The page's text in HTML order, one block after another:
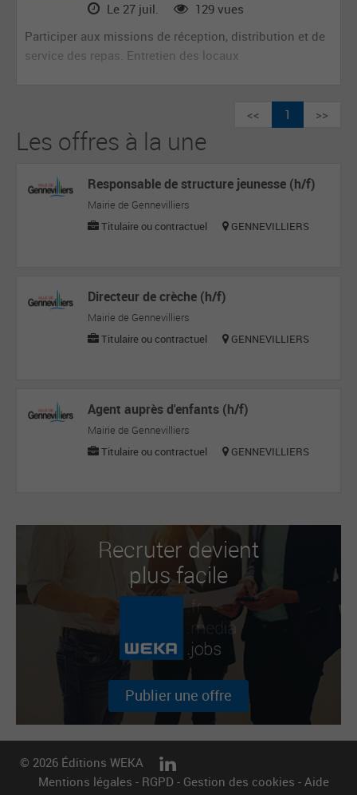
Le 27 juil.
129 vues
Participer aux missions de réception, distribution et de
service des repas. Entretien des locaux
<< 1 >>
Les offres à la une
Responsable de structure jeunesse (h/f)
Mairie de Gennevilliers
Titulaire ou contractuel
GENNEVILLIERS
Directeur de crèche (h/f)
Mairie de Gennevilliers
Titulaire ou contractuel
GENNEVILLIERS
Agent auprès d'enfants (h/f)
Mairie de Gennevilliers
Titulaire ou contractuel
GENNEVILLIERS
Recruter devient
plus facile
Publier une offre
© 2026 Éditions WEKA
Mentions légales - RGPD - Gestion des cookies - Aide